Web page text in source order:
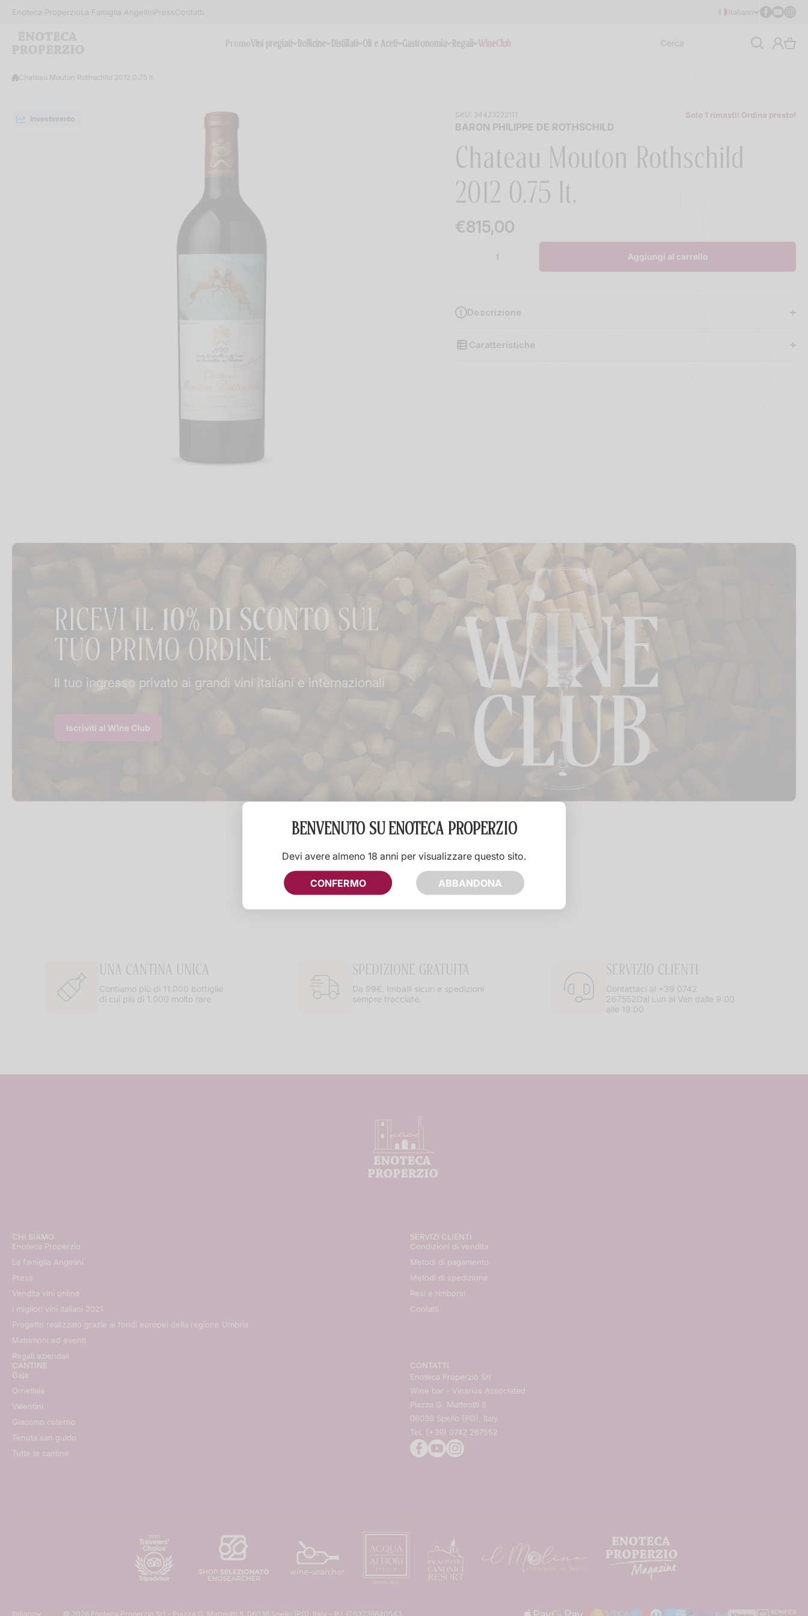
Enoteca Properzio La Famiglia Angelini PressContatti Italiano Facebook
Youtube
PromoVini pregiati Bollicine Distillati Oli e Aceti Gastronomia Regali WineClub Cerca
Chateau Mouton Rothschild 2012 0.75 lt.
Investimento Solo 1 rimasti! Ordina presto!
SKU: 34423222111
BARON PHILIPPE DE ROTHSCHILD
Chateau Mouton Rothschild
2012 0.75 lt.
€815,00
Aggiungi al carrello
Descrizione
Caratteristiche
RICEVI IL 10% DI SCONTOSUL
TUO PRIMO ORDINE
Il tuo ingresso privato ai grandi vini italiani e internazionali
Iscriviti al Wine Club
UNA CANTINA UNICA
Contiamo più di 11.000 bottiglie
di cui più di 1.000 molto rare
SPEDIZIONE GRATUITA
Da 99€. Imballi sicuri e spedizioni
sempre tracciate.
SERVIZIO CLIENTI
Contattaci al +39 0742
267552Dal Lun al Ven dalle 9:00
alle 19:00
CHI SIAMO
Enoteca Properzio
La famiglia Angelini
Press
Vendita vini online
I migliori vini italiani 2021
Progetto realizzato grazie ai fondi europei della regione Umbria
Matrimoni ed eventi
Regali aziendali
SERVIZI CLIENTI
Condizioni di vendita
Metodi di pagamento
Metodi di spedizione
Resi e rimborsi
Contatti
CANTINE
Gaja
Ornellaia
Valentini
Giacomo coterno
Tenuta san guido
Tutte le cantine
CONTATTI
Enoteca Properzio Srl
Wine bar - Vinarius Associated
Piazza G. Matteotti 8
06038 Spello (PG), Italy
Tel. (+39) 0742 267552
facebookcom/theAngelinis/
youtubecom/user/EnotecaProperzio
instagramcom/enotecaproperzio/
Italiano © 2026 Enoteca Properzio Srl - Piazza G. Matteotti 8, 06038 Spello (PG), Italy - P.I. IT03239840543
BENVENUTO SUENOTECA PROPERZIO
Devi avere almeno 18 anni per visualizzare questo sito.
CONFERMO ABBANDONA